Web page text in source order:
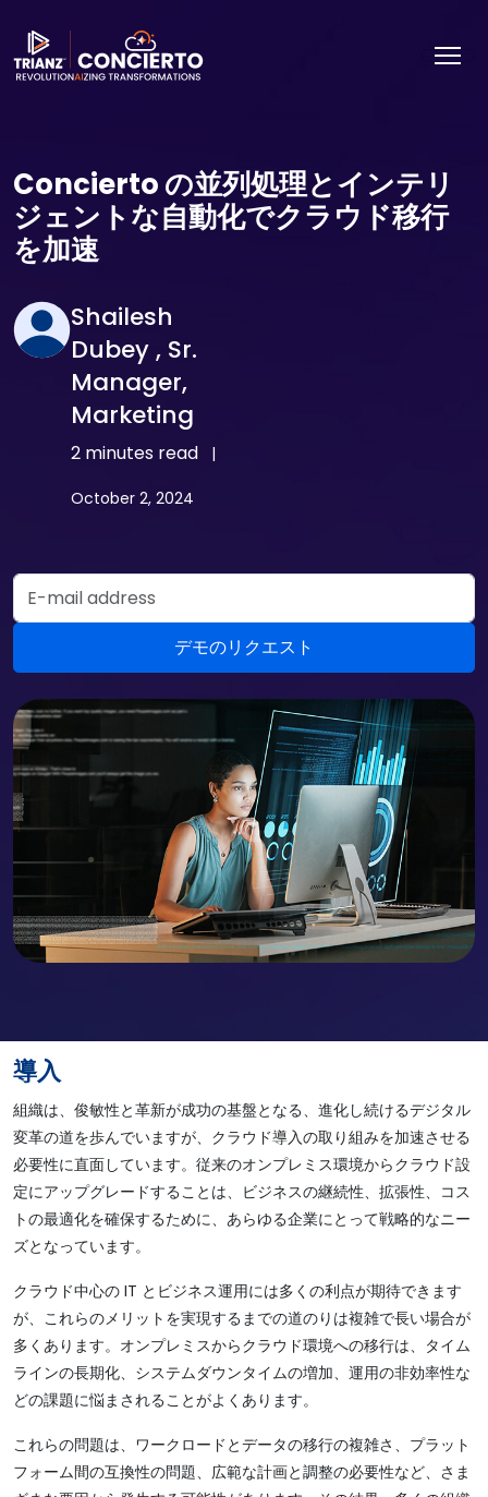
Concierto の並列処理とインテリ
ジェントな自動化でクラウド移行
を加速
Shailesh
Dubey , Sr.
Manager,
Marketing
2 minutes read |
October 2, 2024
Email Address
導入
組織は、俊敏性と革新が成功の基盤となる、進化し続けるデジタル
変革の道を歩んでいますが、クラウド導入の取り組みを加速させる
必要性に直面しています。従来のオンプレミス環境からクラウド設
定にアップグレードすることは、ビジネスの継続性、拡張性、コス
トの最適化を確保するために、あらゆる企業にとって戦略的なニー
ズとなっています。
クラウド中心の IT とビジネス運用には多くの利点が期待できます
が、これらのメリットを実現するまでの道のりは複雑で長い場合が
多くあります。オンプレミスからクラウド環境への移行は、タイム
ラインの長期化、システムダウンタイムの増加、運用の非効率性な
どの課題に悩まされることがよくあります。
これらの問題は、ワークロードとデータの移行の複雑さ、プラット
フォーム間の互換性の問題、広範な計画と調整の必要性など、さま